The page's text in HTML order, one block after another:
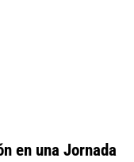
en una Jornada